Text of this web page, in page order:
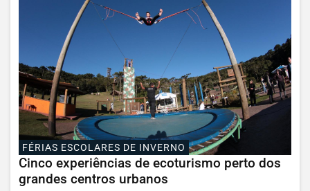
FÉRIAS ESCOLARES DE INVERNO
Cinco experiências de ecoturismo perto dos
grandes centros urbanos